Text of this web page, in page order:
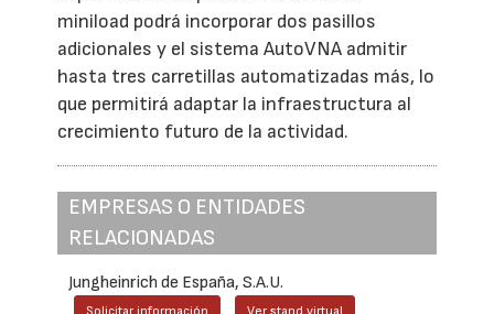
miniload podrá incorporar dos pasillos
adicionales y el sistema AutoVNA admitir
hasta tres carretillas automatizadas más, lo
que permitirá adaptar la infraestructura al
crecimiento futuro de la actividad.
EMPRESAS O ENTIDADES
RELACIONADAS
Jungheinrich de España, S.A.U.